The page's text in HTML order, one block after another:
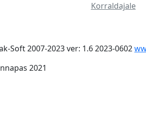
Korraldajale
Soft 2007-2023 ver: 1.6 2023-0602
2021